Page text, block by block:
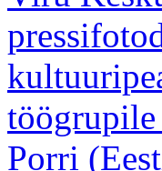
töögrupile
Porri